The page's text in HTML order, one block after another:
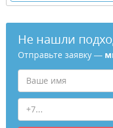
Не нашли
Отправьте заявку —